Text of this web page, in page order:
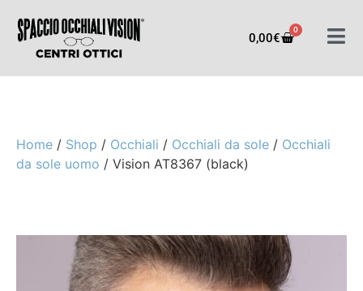
0,00€
0
Home / Shop / Occhiali / Occhiali da sole / Occhiali
da sole uomo / Vision AT8367 (black)